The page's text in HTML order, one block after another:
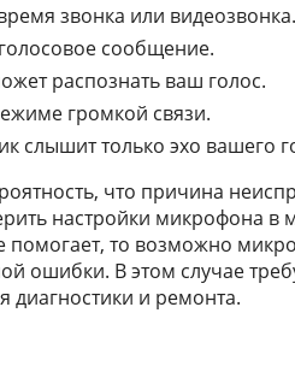
звонка или видеозвонка.
сообщение.
распознать ваш голос.
громкой связи.
слышит только эхо вашего
что причина
настройки микрофона в
помогает, то возможно
ошибки. В этом случае
диагностики и ремонта.